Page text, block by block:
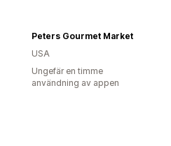
Peters Gourmet Market
USA
Ungefär en timme
användning av appen